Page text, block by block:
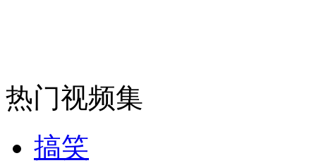
走！跟着总书记去植树
消防员救轻生者
热门视频集
搞笑